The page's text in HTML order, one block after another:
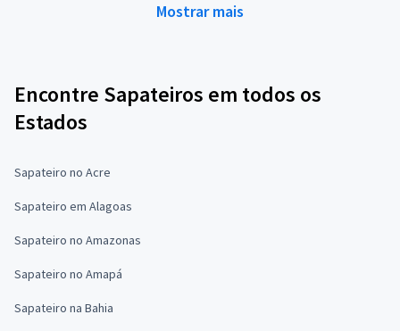
Mostrar mais
Encontre Sapateiros em todos os
Estados
Sapateiro no Acre
Sapateiro em Alagoas
Sapateiro no Amazonas
Sapateiro no Amapá
Sapateiro na Bahia